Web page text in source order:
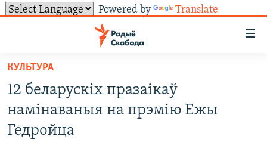
Powered by Translate
ўнівэрсальнага
доступу
Перайсьці
да
галоўнага
зьместу
Перайсьці
НАВІНЫ
УСЕ НАВІНЫ
ВІДЭА І ФОТА
ТОЛЬКІ НА СВАБОДЗЕ
СУВЯЗЬ
КУЛЬТУРА
12 беларускіх празаікаў
намінаваныя на прэмію Ежы
Гедройца